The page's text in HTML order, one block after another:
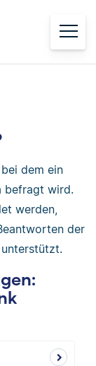
dem ein
befragt wird.
werden,
der